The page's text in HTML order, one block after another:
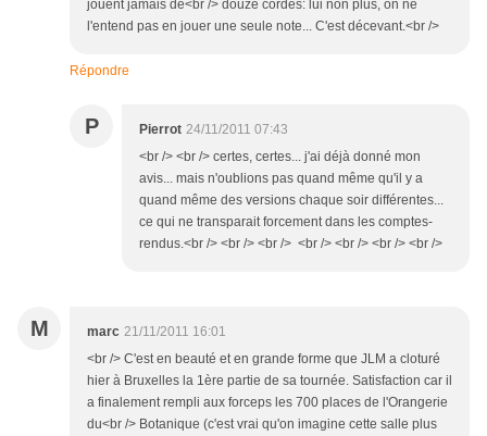
jouent jamais de<br /> douze cordes: lui non plus, on ne
l'entend pas en jouer une seule note... C'est décevant.<br />
Répondre
P Pierrot 24/11/2011 07:43
<br /> <br /> certes, certes... j'ai déjà donné mon
avis... mais n'oublions pas quand même qu'il y a
quand même des versions chaque soir différentes...
ce qui ne transparait forcement dans les comptes-
rendus.<br /> <br /> <br /> <br /> <br /> <br /> <br />
M marc 21/11/2011 16:01
<br /> C'est en beauté et en grande forme que JLM a cloturé
hier à Bruxelles la 1ère partie de sa tournée. Satisfaction car il
a finalement rempli aux forceps les 700 places de l'Orangerie
du<br /> Botanique (c'est vrai qu'on imagine cette salle plus